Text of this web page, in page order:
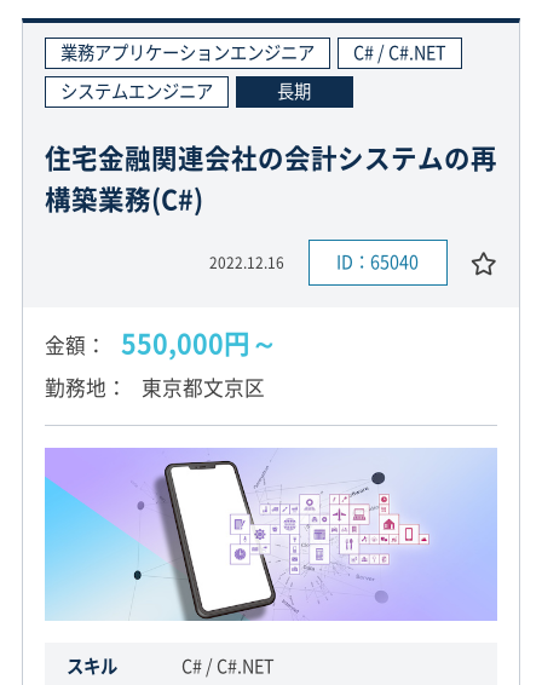
業務アプリケーションエンジニア
C# / C#.NET
システムエンジニア
長期
住宅金融関連会社の会計システムの再
構築業務(C#)
2022.12.16 ID：65040
金額 550,000円～
勤務地 東京都文京区
スキル
C# / C#.NET